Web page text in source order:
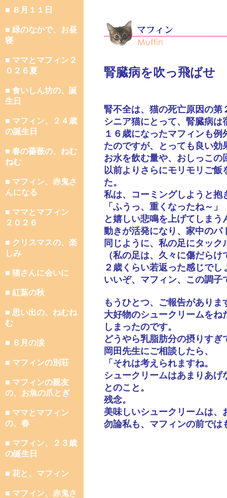
■ ８月１１日
■ 緑のなかで、お昼
寝
■ ママとマフィン２
０２６夏
■ 食いしん坊の、誕
生日
■ マフィン、２４歳
の誕生日
■ 春の薔薇の、ねむ
ねむ
■ マフィン、赤鬼さ
んになる
■ ママとマフィン
２０２６
■ クリスマスの、楽
しみ
■ 猫さんに会いに
■ 紅葉の秋
■ 思い出の、ねむね
む
■ ８月の涙
■ マフィンの別荘
■ マフィンの親友
の、お魚の爪とぎ
■ ママとマフィン
の、春
■ マフィン、２３歳
の誕生日
■ 花と、マフィン
■ マフィン、赤鬼さ
腎臓病を吹っ飛ばせ
腎不全は、猫の死亡原因の第
シニア猫にとって、腎臓病は
１６歳になったマフィンも
たのですが、とっても良い
お水を飲む量や、おしっこ
以前よりさらにモリモリご
た。
私は、コーミングしようと抱
「ふうっ、重くなったね～」
と嬉しい悲鳴を上げてしまう
動きが活発になり、家中のパ
同じように、私の足にタッ
（私の足は、久々に傷だら
２歳くらい若返った感じでし
いいぞ、マフィン、この調
もうひとつ、ご報告がありま
大好物のシュークリームを
しまったのです。
どうやら乳脂肪分の摂りす
岡田先生にご相談したら、
「それは考えられますね。
シュークリームはあまりあげ
とのこと。
残念。
美味しいシュークリームは
勿論私も、マフィンの前では